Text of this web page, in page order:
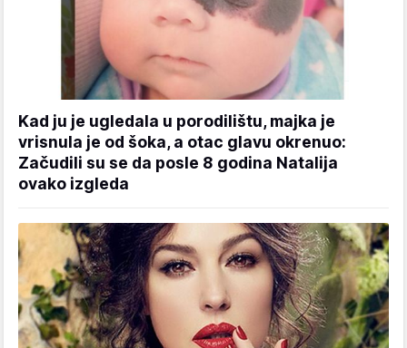
Kad ju je ugledala u porodilištu, majka je
vrisnula je od šoka, a otac glavu okrenuo:
Začudili su se da posle 8 godina Natalija
ovako izgleda